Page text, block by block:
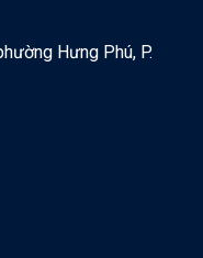
Hưng Phú, P.